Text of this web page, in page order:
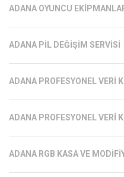
ADANA OYUNCU
ADANA PIL DEĞIŞIM SERVISI
ADANA PROFESYONEL VERI
ADANA PROFESYONEL VERI
ADANA RGB KASA VE